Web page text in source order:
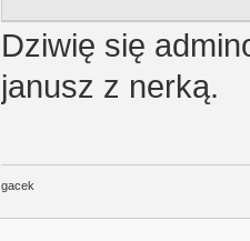
Dziwię się
janusz z nerką.
gacek